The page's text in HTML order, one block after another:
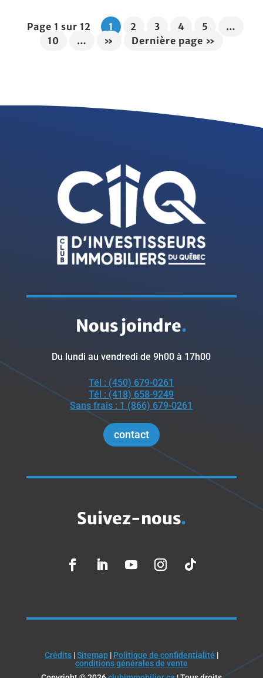
Page 1 sur 12 1 2 3 4 5
…
10
… » Dernière page »
Nous joindre.
Du lundi au vendredi de 9h00 à 17h00
Tél : (450) 679-0261
Tél : (418) 658-9249
Sans frais : 1 (866) 679-0261
contact
Suivez-nous.
Crédits|Sitemap| Politique de confidentialité |
conditions générales de vente